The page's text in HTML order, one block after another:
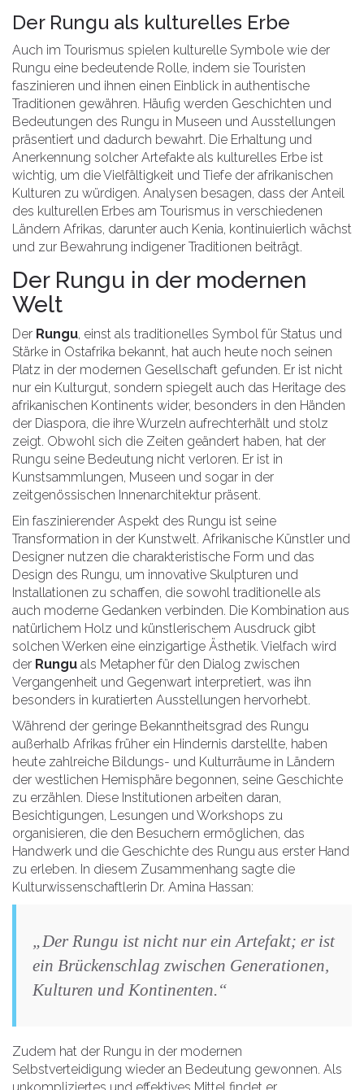
Der Rungu als kulturelles Erbe
Auch im Tourismus spielen kulturelle Symbole wie der
Rungu eine bedeutende Rolle, indem sie Touristen
faszinieren und ihnen einen Einblick in authentische
Traditionen gewähren. Häufig werden Geschichten und
Bedeutungen des Rungu in Museen und Ausstellungen
präsentiert und dadurch bewahrt. Die Erhaltung und
Anerkennung solcher Artefakte als kulturelles Erbe ist
wichtig, um die Vielfältigkeit und Tiefe der afrikanischen
Kulturen zu würdigen. Analysen besagen, dass der Anteil
des kulturellen Erbes am Tourismus in verschiedenen
Ländern Afrikas, darunter auch Kenia, kontinuierlich wächst
und zur Bewahrung indigener Traditionen beiträgt.
Der Rungu in der modernen
Welt
Der Rungu, einst als traditionelles Symbol für Status und
Stärke in Ostafrika bekannt, hat auch heute noch seinen
Platz in der modernen Gesellschaft gefunden. Er ist nicht
nur ein Kulturgut, sondern spiegelt auch das Heritage des
afrikanischen Kontinents wider, besonders in den Händen
der Diaspora, die ihre Wurzeln aufrechterhält und stolz
zeigt. Obwohl sich die Zeiten geändert haben, hat der
Rungu seine Bedeutung nicht verloren. Er ist in
Kunstsammlungen, Museen und sogar in der
zeitgenössischen Innenarchitektur präsent.
Ein faszinierender Aspekt des Rungu ist seine
Transformation in der Kunstwelt. Afrikanische Künstler und
Designer nutzen die charakteristische Form und das
Design des Rungu, um innovative Skulpturen und
Installationen zu schaffen, die sowohl traditionelle als
auch moderne Gedanken verbinden. Die Kombination aus
natürlichem Holz und künstlerischem Ausdruck gibt
solchen Werken eine einzigartige Ästhetik. Vielfach wird
der Rungu als Metapher für den Dialog zwischen
Vergangenheit und Gegenwart interpretiert, was ihn
besonders in kuratierten Ausstellungen hervorhebt.
Während der geringe Bekanntheitsgrad des Rungu
außerhalb Afrikas früher ein Hindernis darstellte, haben
heute zahlreiche Bildungs- und Kulturräume in Ländern
der westlichen Hemisphäre begonnen, seine Geschichte
zu erzählen. Diese Institutionen arbeiten daran,
Besichtigungen, Lesungen und Workshops zu
organisieren, die den Besuchern ermöglichen, das
Handwerk und die Geschichte des Rungu aus erster Hand
zu erleben. In diesem Zusammenhang sagte die
Kulturwissenschaftlerin Dr. Amina Hassan:
„Der Rungu ist nicht nur ein Artefakt; er ist
ein Brückenschlag zwischen Generationen,
Kulturen und Kontinenten.“
Zudem hat der Rungu in der modernen
Selbstverteidigung wieder an Bedeutung gewonnen. Als